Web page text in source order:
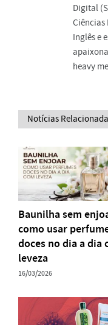
Digital
Ciências
Inglês e
heavy
Notícias
Baunilha sem
como usar
doces no dia a dia
leveza
16/03/2026